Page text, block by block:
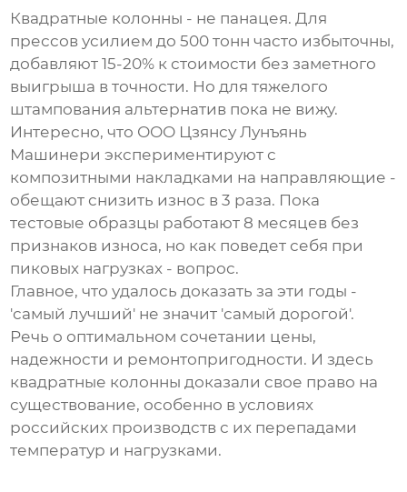
Квадратные колонны - не панацея. Для
прессов усилием до 500 тонн часто избыточны,
добавляют 15-20% к стоимости без заметного
выигрыша в точности. Но для тяжелого
штампования альтернатив пока не вижу.
Интересно, что ООО Цзянсу Лунъянь
Машинери экспериментируют с
композитными накладками на направляющие -
обещают снизить износ в 3 раза. Пока
тестовые образцы работают 8 месяцев без
признаков износа, но как поведет себя при
пиковых нагрузках - вопрос.
Главное, что удалось доказать за эти годы -
'самый лучший' не значит 'самый дорогой'.
Речь о оптимальном сочетании цены,
надежности и ремонтопригодности. И здесь
квадратные колонны доказали свое право на
существование, особенно в условиях
российских производств с их перепадами
температур и нагрузками.